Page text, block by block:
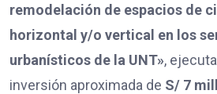
remodelación de espacios de
horizontal y/o vertical en los
urbanísticos de la UNT»,
inversión aproximada de S/ 7